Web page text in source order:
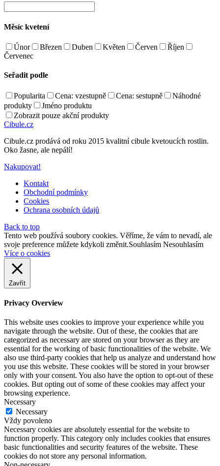
Měsíc kvetení
Únor Březen Duben Květen Červen
Říjen
Červenec
Seřadit podle
Popularita Cena: vzestupně Cena: sestupně
Náhodné
produkty
Jméno produktu
Zobrazit pouze akční produkty
Cibule.cz
Cibule.cz prodává od roku 2015 kvalitní cibule kvetoucích rostlin.
Oko žasne, ale nepálí!
Nakupovat!
Kontakt
Obchodní podmínky
Cookies
Ochrana osobních údajů
Back to top
Tento web používá soubory cookies. Věříme, že vám to nevadí, ale
svoje preference můžete kdykoli změnit.Souhlasím Nesouhlasím
Více o cookies
Zavřít
Privacy Overview
This website uses cookies to improve your experience while you
navigate through the website. Out of these, the cookies that are
categorized as necessary are stored on your browser as they are
essential for the working of basic functionalities of the website. We
also use third-party cookies that help us analyze and understand how
you use this website. These cookies will be stored in your browser
only with your consent. You also have the option to opt-out of these
cookies. But opting out of some of these cookies may affect your
browsing experience.
Necessary
Necessary
Vždy povoleno
Necessary cookies are absolutely essential for the website to
function properly. This category only includes cookies that ensures
basic functionalities and security features of the website. These
cookies do not store any personal information.